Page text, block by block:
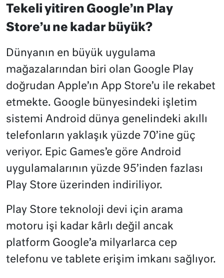
Tekeli yitiren Google’ın Play
Store’u ne kadar büyük?
Dünyanın en büyük uygulama
mağazalarından biri olan Google Play
doğrudan Apple’ın App Store’u ile rekabet
etmekte. Google bünyesindeki işletim
sistemi Android dünya genelindeki akıllı
telefonların yaklaşık yüzde 70’ine güç
veriyor. Epic Games’e göre Android
uygulamalarının yüzde 95’inden fazlası
Play Store üzerinden indiriliyor.
Play Store teknoloji devi için arama
motoru işi kadar kârlı değil ancak
platform Google’a milyarlarca cep
telefonu ve tablete erişim imkanı sağlıyor.